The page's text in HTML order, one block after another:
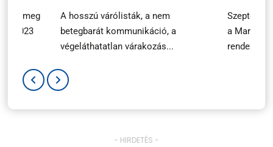
meg
2023
A hosszú várólisták, a nem
betegbarát kommunikáció, a
végeláthatatlan várakozás...
a
- HIRDETÉS -